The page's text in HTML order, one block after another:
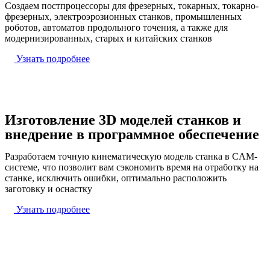
Создаем постпроцессоры для фрезерных, токарных, токарно-
фрезерных, электроэрозионных станков, промышленных
роботов, автоматов продольного точения, а также для
модернизированных, старых и китайских станков
Узнать подробнее
Изготовление 3D моделей станков и
внедрение в программное обеспечение
Разработаем точную кинематическую модель станка в CAM-
системе, что позволит вам сэкономить время на отработку на
станке, исключить ошибки, оптимально расположить
заготовку и оснастку
Узнать подробнее